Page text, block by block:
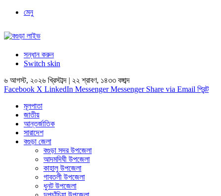
মেনু
সন্ধান করুন
Switch skin
৬ আগস্ট, ২০২৬ খ্রিস্টাব্দ | ২২ শ্রাবণ, ১৪৩৩ বঙ্গাব্দ
Facebook X LinkedIn Messenger Messenger Share via Email প্রিন্ট
মূলপাতা
জাতীয়
আন্তর্জাতিক
সারাদেশ
বগুড়া জেলা
বগুড়া সদর উপজেলা
আদমদিঘী উপজেলা
কাহালু উপজেলা
গাবতলী উপজেলা
ধুনট উপজেলা